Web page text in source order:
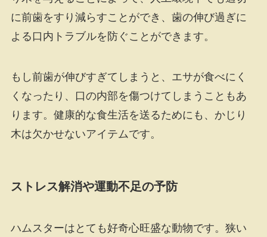
に前歯をすり減らすことができ、歯の伸び過ぎに
よる口内トラブルを防ぐことができます。
もし前歯が伸びすぎてしまうと、エサが食べにく
くなったり、口の内部を傷つけてしまうこともあ
ります。健康的な食生活を送るためにも、かじり
木は欠かせないアイテムです。
ストレス解消や運動不足の予防
ハムスターはとても好奇心旺盛な動物です。狭い